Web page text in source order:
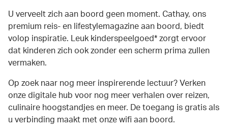
U verveelt zich aan boord geen moment. Cathay, ons
premium reis- en lifestylemagazine aan boord, biedt
volop inspiratie. Leuk kinderspeelgoed* zorgt ervoor
dat kinderen zich ook zonder een scherm prima zullen
vermaken.
Op zoek naar nog meer inspirerende lectuur? Verken
onze digitale hub voor nog meer verhalen over reizen,
culinaire hoogstandjes en meer. De toegang is gratis als
u verbinding maakt met onze wifi aan boord.